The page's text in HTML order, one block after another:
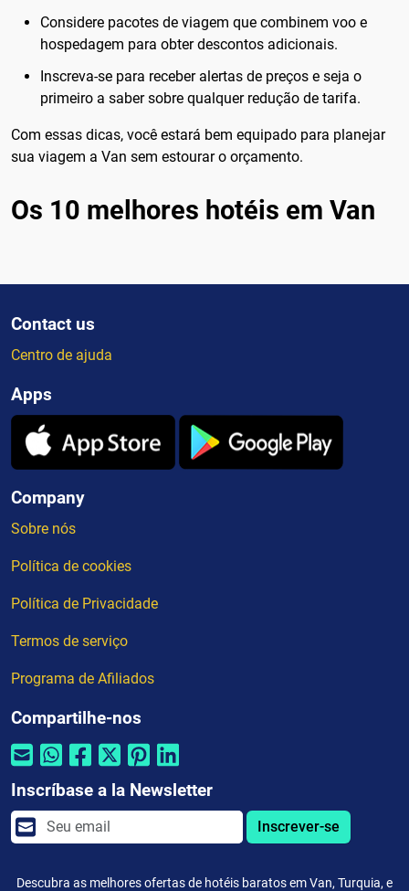
Considere pacotes de viagem que combinem voo e
hospedagem para obter descontos adicionais.
Inscreva-se para receber alertas de preços e seja o
primeiro a saber sobre qualquer redução de tarifa.
Com essas dicas, você estará bem equipado para planejar
sua viagem a Van sem estourar o orçamento.
Os 10 melhores hotéis em Van
Contact us
Centro de ajuda
Apps
Company
Sobre nós
Política de cookies
Política de Privacidade
Termos de serviço
Programa de Afiliados
Compartilhe-nos
Inscríbase a la Newsletter
Inscrever-se
Descubra as melhores ofertas de hotéis baratos em Van, Turquia, e